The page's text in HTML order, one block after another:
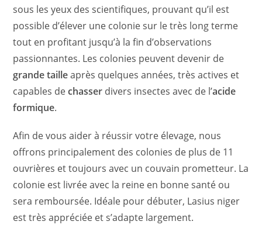
sous les yeux des scientifiques, prouvant qu’il est
possible d’élever une colonie sur le très long terme
tout en profitant jusqu’à la fin d’observations
passionnantes. Les colonies peuvent devenir de
grande tailleaprès quelques années, très actives et
capables dechasser divers insectes avec de l’acide
formique.
Afin de vous aider à réussir votre élevage, nous
offrons principalement des colonies de plus de 11
ouvrières et toujours avec un couvain prometteur. La
colonie est livrée avec la reine en bonne santé ou
sera remboursée. Idéale pour débuter, Lasius niger
est très appréciée et s’adapte largement.